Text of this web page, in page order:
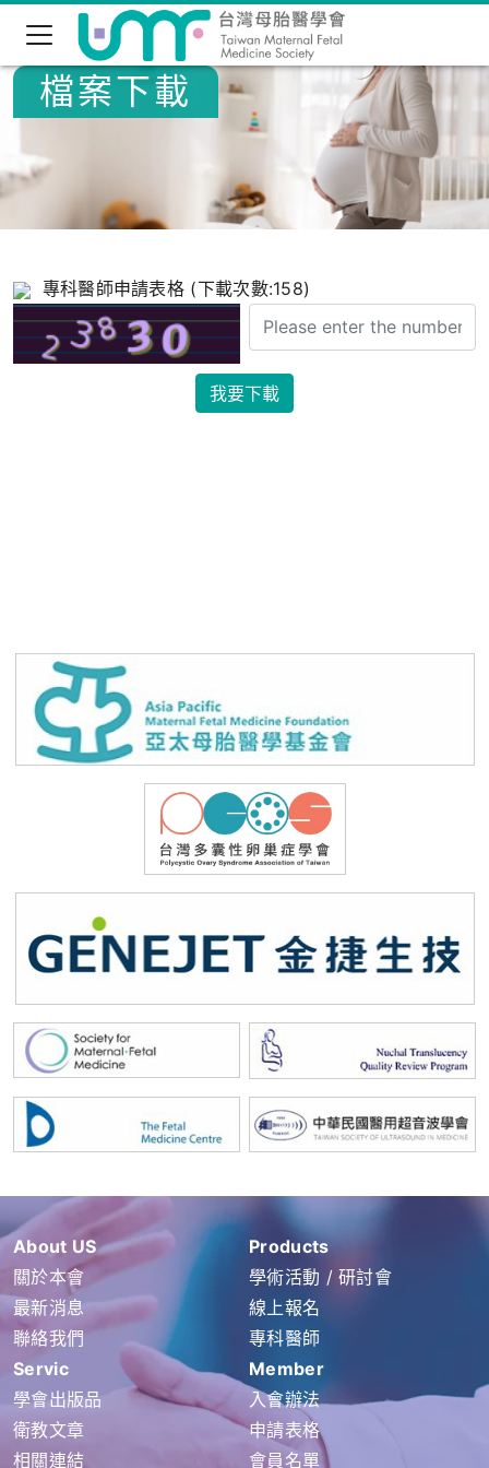
檔案下載
專科醫師申請表格 (下載次數:158)
我要下載
About US
關於本會
最新消息
聯絡我們
Products
學術活動 / 研討會
線上報名
專科醫師
Servic
學會出版品
衛教文章
相關連結
Member
入會辦法
申請表格
會員名單